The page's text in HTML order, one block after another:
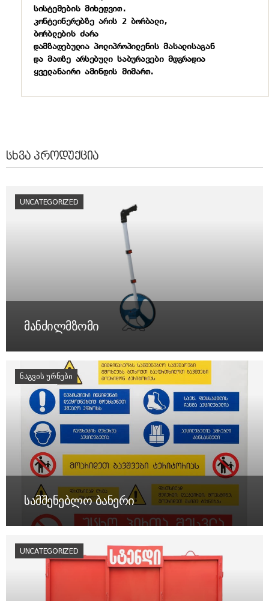
სისტემების მიხედვით.
კონტეინერებზე არის 2 ბორბალი,
ბორბლების ძარა
დამზადებულია პოლიპროპილენის მასალისაგან
და მათზე არსებული საბურავები მდგრადია
ყველანაირი ამინდის მიმართ.
ᲡᲮᲕᲐ ᲞᲠᲝᲓᲣᲥᲪᲘᲐ
მანძილმზომი
UNCATEGORIZED
სამშენებლო ბანერი
ᲜᲐᲒᲕᲘᲡ ᲣᲠᲜᲔᲑᲘ
UNCATEGORIZED